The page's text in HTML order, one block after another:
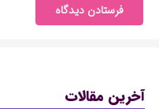
فرستادن دیدگاه
آخرین مقالات